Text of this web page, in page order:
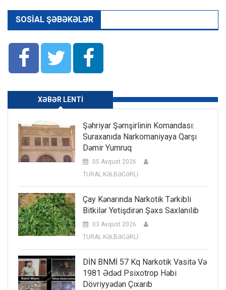
SOSIAL ŞƏBƏKƏLƏR
XƏBƏR LENTI
Şəhriyar Şəmşirlinin Komandası:
Suraxanıda Narkomaniyaya Qarşı
Dəmir Yumruq
05 Avqust 2026
TURAL KƏLBƏCƏRLİ
Çay Kənarında Narkotik Tərkibli
Bitkilər Yetişdirən Şəxs Saxlanılıb
03 Avqust 2026
TURAL KƏLBƏCƏRLİ
DİN BNMİ 57 Kq Narkotik Vasitə Və
1981 Ədəd Psixotrop Həbi
Dövriyyədən Çıxarıb